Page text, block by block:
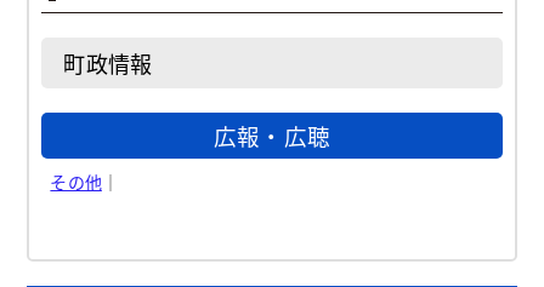
町政情報
広報・広聴
その他 ｜